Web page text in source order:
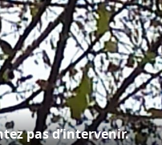
pas d’intervenir.